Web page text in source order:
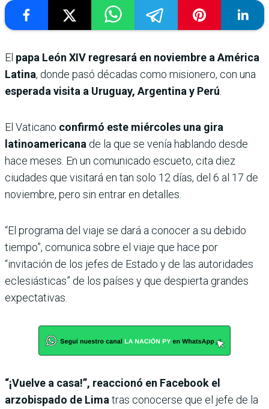
El papa León XIV regresará en noviembre a América
Latina, donde pasó décadas como misionero, con una
esperada visita a Uruguay, Argentina y Perú
El Vaticano confirmó este miércoles una gira
latinoamericana de la que se venía hablando desde
hace meses. En un comunicado escueto, cita diez
ciudades que visitará en tan solo 12 días, del 6 al 17 de
noviembre, pero sin entrar en detalles.
“El programa del viaje se dará a conocer a su debido
tiempo”, comunica sobre el viaje que hace por
“invitación de los jefes de Estado y de las autoridades
eclesiásticas” de los países y que despierta grandes
expectativas.
“¡Vuelve a casa!”, reaccionó en Facebook el
arzobispado de Lima tras conocerse que el jefe de la